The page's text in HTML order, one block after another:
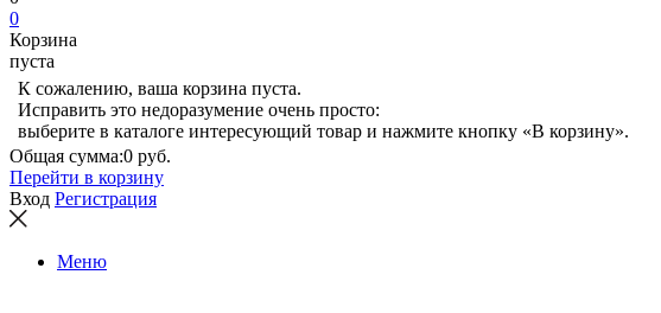
0
Корзина
пуста
К сожалению, ваша корзина пуста.
Исправить это недоразумение очень просто:
выберите в каталоге интересующий товар и нажмите кнопку «В корзину».
Общая сумма:0 руб.
Перейти в корзину
Вход Регистрация
Меню